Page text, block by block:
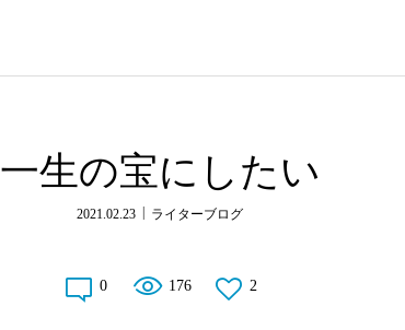
一生の宝にしたい
2021.02.23 ライターブログ
0 176 2